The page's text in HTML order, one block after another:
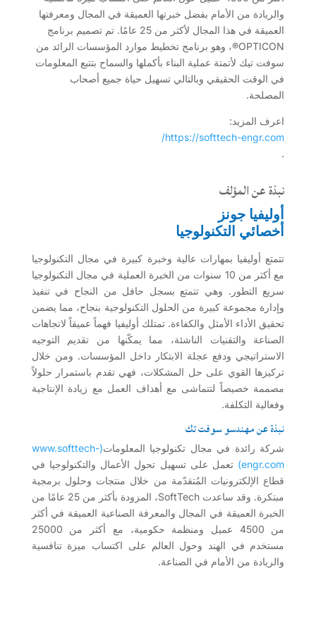
والريادة من الأمام بفضل خبرتها العميقة في المجال ومعرفتها
العميقة في هذا المجال لأكثر من 25 عامًا. تم تصميم برنامج
OPTICON®، وهو برنامج تخطيط موارد المؤسسات الرائد من
سوفت تيك لأتمتة عملية البناء بأكملها والسماح بتتبع المعلومات
في الوقت الحقيقي وبالتالي تسهيل حياة جميع أصحاب
المصلحة.
اعرف المزيد:
https://softtech-engr.com/
.
نبذة عن المؤلف
أوليفيا جونز
أخصائي التكنولوجيا
تتمتع أوليفيا بمهارات عالية وخبرة كبيرة في مجال التكنولوجيا
مع أكثر من 10 سنوات من الخبرة العملية في مجال التكنولوجيا
سريع التطور. وهي تتمتع بسجل حافل من النجاح في تنفيذ
وإدارة مجموعة كبيرة من الحلول التكنولوجية بنجاح، مما يضمن
تحقيق الأداء الأمثل والكفاءة. تمتلك أوليفيا فهماً عميقاً لاتجاهات
الصناعة والتقنيات الناشئة، مما يمكّنها من تقديم التوجيه
الاستراتيجي ودفع عجلة الابتكار داخل المؤسسات. ومن خلال
تركيزها القوي على حل المشكلات، فهي تقدم باستمرار حلولاً
مصممة خصيصاً لتتماشى مع أهداف العمل مع زيادة الإنتاجية
وفعالية التكلفة.
نبذة عن مهندسو سوفت تك
شركة رائدة في مجال تكنولوجيا المعلومات (www.softtech-
engr.com)
تعمل على تسهيل تحول الأعمال والتكنولوجيا في
قطاع الإلكترونيات المُتقدّمة من خلال منتجات وحلول برمجية
مبتكرة. وقد ساعدت SoftTech، المزودة بأكثر من 25 عامًا من
الخبرة العميقة في المجال والمعرفة الصناعية العميقة في أكثر
من 4500 عميل ومنظمة حكومية، مع أكثر من 25000
مستخدم في الهند وحول العالم على اكتساب ميزة تنافسية
والريادة من الأمام في الصناعة.